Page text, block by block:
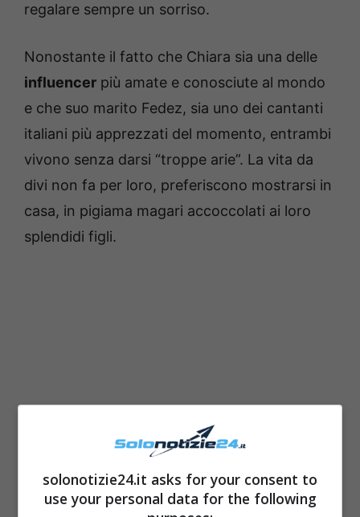
regalare sempre un sorriso.
Nonostante il fatto che Chiara sia una delle
influencer più amate e conosciute al mondo
e che suo marito Fedez, sia uno dei cantanti
italiani più apprezzati del momento, entrambi
vivono senza darsi “troppe arie”. La vita da
divi non fa per loro, preferiscono mostrarsi in
casa, in pigiama magari accoccolati ai loro
splendidi figli.
solonotizie24.it asks for your consent to
use your personal data for the following